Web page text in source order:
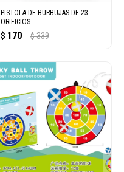
PISTOLA DE BURBUJAS DE 23
ORIFICIOS
$ 170 $ 339